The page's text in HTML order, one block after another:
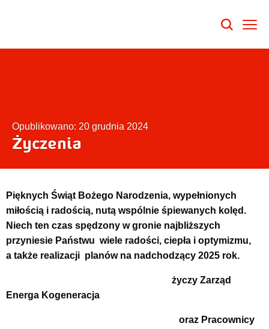
Opublikowano: 20 grudnia 2024
Życzenia
Pięknych Świąt Bożego Narodzenia, wypełnionych
miłością i radością, nutą wspólnie śpiewanych kolęd.
Niech ten czas spędzony w gronie najbliższych
przyniesie Państwu wiele radości, ciepła i optymizmu,
a także realizacji planów na nadchodzący 2025 rok.
życzy Zarząd
Energa Kogeneracja
oraz Pracownicy